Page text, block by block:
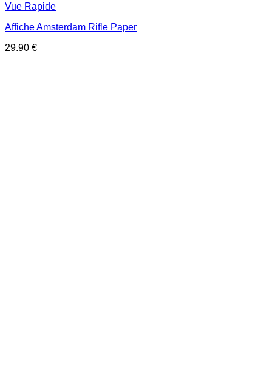
Vue Rapide
Affiche Amsterdam Rifle Paper
29.90 €